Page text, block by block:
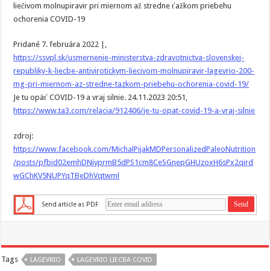
liečivom molnupiravir pri miernom až stredne ťažkom priebehu
ochorenia COVID-19
Pridané 7. februára 2022 |,
https://ssvpl.sk/usmernenie-ministerstva-zdravotnictva-slovenskej-
republiky-k-liecbe-antivirotickym-liecivom-molnupiravir-lagevrio-200-
mg-pri-miernom-az-stredne-tazkom-priebehu-ochorenia-covid-19/
Je tu opäť COVID-19 a vraj silnie. 24.11.2023 20:51,
https://www.ta3.com/relacia/912406/je-tu-opat-covid-19-a-vraj-silnie
zdroj:
https://www.facebook.com/MichalPijakMDPersonalizedPaleoNutrition
/posts/pfbid02emhDNjyprmB5dPS1cm8CeSGnepGHUzoxH6sPx2qird
wGChKV5NUPYqTBeDhVqtwml
Send article as PDF
Tags LAGEVRIO LAGEVRIO LIECBA COVID